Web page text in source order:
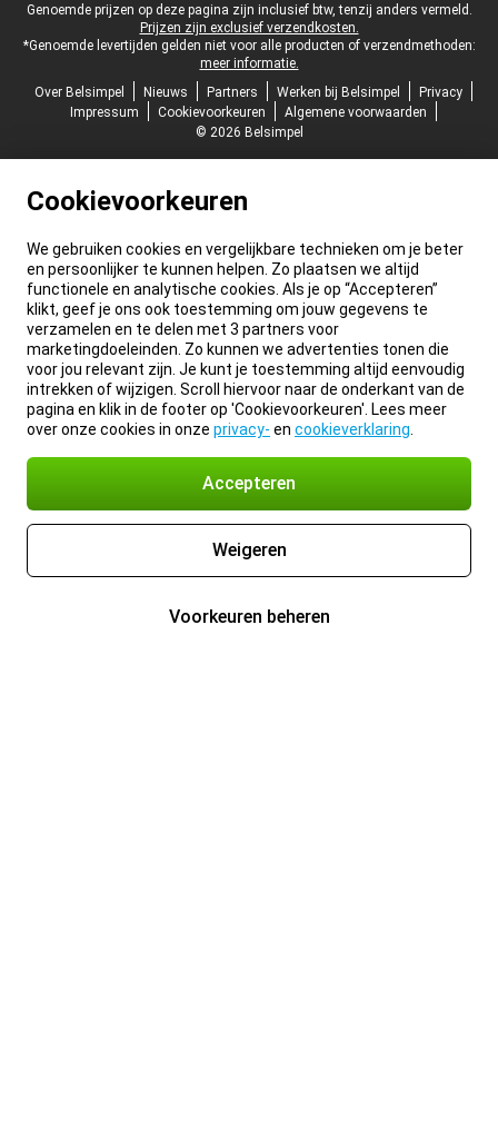
Juridische voettekst
Genoemde prijzen op deze pagina zijn inclusief btw, tenzij anders vermeld.
Prijzen zijn exclusief verzendkosten.
*Genoemde levertijden gelden niet voor alle producten of verzendmethoden:
meer informatie.
Over Belsimpel
Nieuws Partners Werken bij Belsimpel
Privacy
Impressum
Cookievoorkeuren
Algemene voorwaarden
© 2026 Belsimpel
Cookievoorkeuren
We gebruiken cookies en vergelijkbare technieken om je beter
en persoonlijker te kunnen helpen. Zo plaatsen we altijd
functionele en analytische cookies. Als je op “Accepteren”
klikt, geef je ons ook toestemming om jouw gegevens te
verzamelen en te delen met 3 partners voor
marketingdoeleinden. Zo kunnen we advertenties tonen die
voor jou relevant zijn. Je kunt je toestemming altijd eenvoudig
intrekken of wijzigen. Scroll hiervoor naar de onderkant van de
pagina en klik in de footer op 'Cookievoorkeuren'. Lees meer
over onze cookies in onze privacy- en cookieverklaring
Accepteren
Weigeren
Voorkeuren beheren